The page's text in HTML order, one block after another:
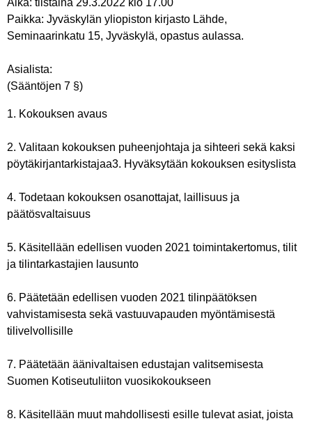
Aika: tiistaina 29.3.2022 klo 17.00
Paikka: Jyväskylän yliopiston kirjasto Lähde,
Seminaarinkatu 15, Jyväskylä, opastus aulassa.
Asialista:
(Sääntöjen 7 §)
1. Kokouksen avaus
2. Valitaan kokouksen puheenjohtaja ja sihteeri sekä kaksi
pöytäkirjantarkistajaa3. Hyväksytään kokouksen esityslista
4. Todetaan kokouksen osanottajat, laillisuus ja
päätösvaltaisuus
5. Käsitellään edellisen vuoden 2021 toimintakertomus, tilit
ja tilintarkastajien lausunto
6. Päätetään edellisen vuoden 2021 tilinpäätöksen
vahvistamisesta sekä vastuuvapauden myöntämisestä
tilivelvollisille
7. Päätetään äänivaltaisen edustajan valitsemisesta
Suomen Kotiseutuliiton vuosikokoukseen
8. Käsitellään muut mahdollisesti esille tulevat asiat, joista